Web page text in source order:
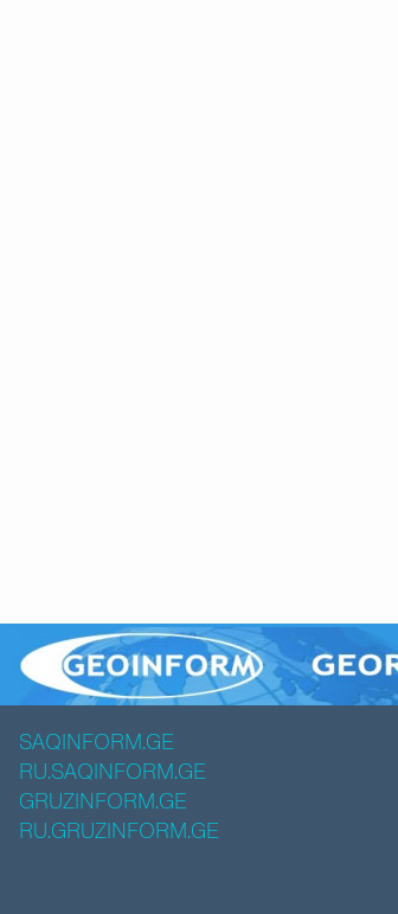
SAQINFORM.GE
RU.SAQINFORM.GE
GRUZINFORM.GE
RU.GRUZINFORM.GE